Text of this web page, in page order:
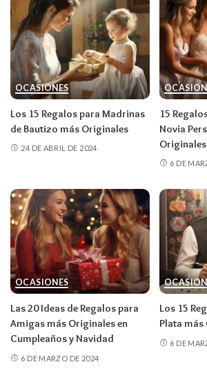
OCASIONES
Los 15 Regalos para Madrinas
de Bautizo más Originales
24 DE ABRIL DE 2024
15
Novia
Originales
6 DE
OCASIONES
Las 20 Ideas de Regalos para
Amigas más Originales en
Cumpleaños y Navidad
6 DE MARZO DE 2024
Los 15
Plata
6 DE